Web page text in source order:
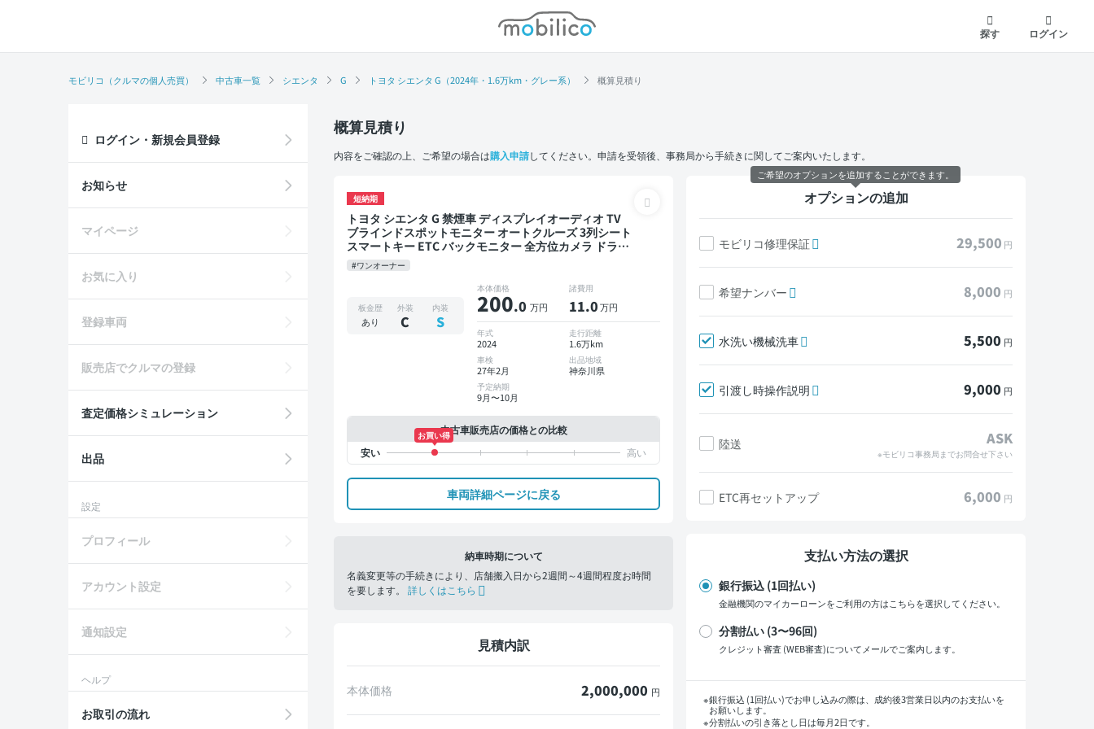
モビリコ
探す
ログイン
モビリコ（クルマの個人売買） 中古車一覧 シエンタ G トヨタ シエンタ G（2024年・1.6万km・グレー系） 概算見積り
概算見積り
内容をご確認の上、ご希望の場合は購入申請してください。申請を受領後、事務局から手続きに関してご案内いたします。
短納期
トヨタ シエンタ G 禁煙車 ディスプレイオーディオ TV
ブラインドスポットモニター オートクルーズ 3列シート
スマートキー ETC バックモニター 全方位カメラ ドライ
ブレコーダー 衝突軽減 両側電動スライドドア 7人乗り
#ワンオーナー
板金歴
あり
外装
C
内装
S
本体価格
200.0 万円
諸費用
11.0万円
年式
2024
走行距離
1.6万km
車検
27年2月
出品地域
神奈川県
予定納期
9月〜10月
中古車販売店の価格との比較
お買い得
車両詳細ページに戻る
納車時期について
名義変更等の手続きにより、店舗搬入日から2週間～4週間程度お時間
を要します。 詳しくはこちら
見積内訳
本体価格 2,000,000 円
オプションの追加
モビリコ修理保証 29,500 円
希望ナンバー 8,000 円
水洗い機械洗車 5,500 円
引渡し時操作説明 9,000 円
陸送 ASK
※モビリコ事務局までお問合せ下さい
ETC再セットアップ 6,000 円
支払い方法の選択
銀行振込 (1回払い)
金融機関のマイカーローンをご利用の方はこちらを選択してください。
分割払い (3〜96回)
クレジット審査 (WEB審査)についてメールでご案内します。
支払い回数
銀行振込 (1回払い)でお申し込みの際は、成約後3営業日以内のお支払いを
お願いします。
分割払いの引き落とし日は毎月2日です。
ログイン・新規会員登録
お知らせ
マイページ
お気に入り
登録車両
販売店でクルマの登録
査定価格シミュレーション
出品
設定
プロフィール
アカウント設定
通知設定
ヘルプ
お取引の流れ
ご希望のオプションを追加することができます。